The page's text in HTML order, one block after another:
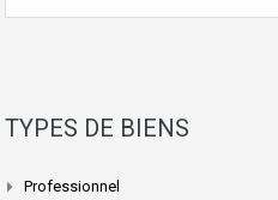
TYPES DE BIENS
Professionnel